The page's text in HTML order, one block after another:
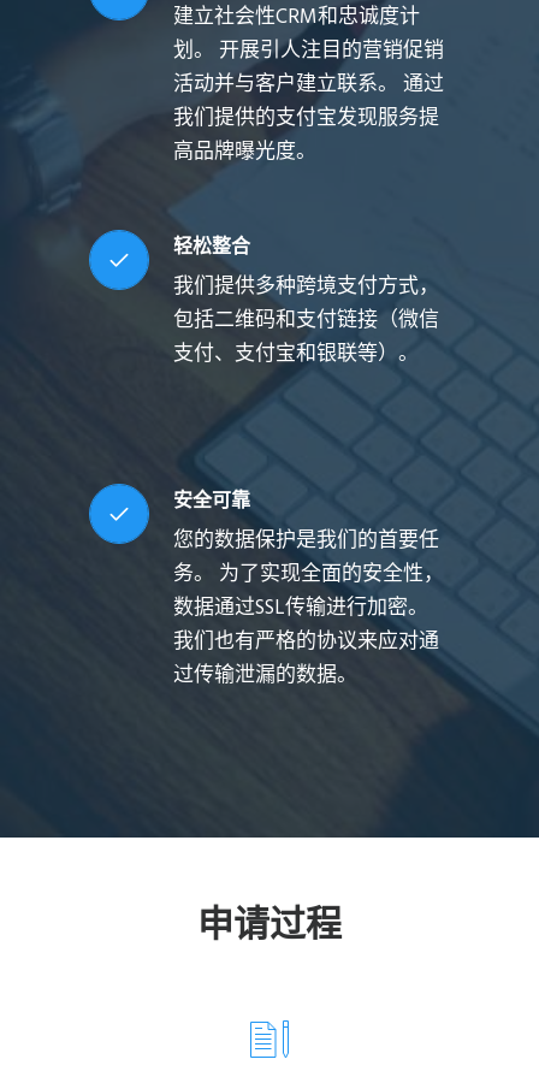
建立社会性CRM和忠诚度计
划。 开展引人注目的营销促销
活动并与客户建立联系。 通过
我们提供的支付宝发现服务提
高品牌曝光度。
轻松整合
我们提供多种跨境支付方式，
包括二维码和支付链接（微信
支付、支付宝和银联等）。
安全可靠
您的数据保护是我们的首要任
务。 为了实现全面的安全性，
数据通过SSL传输进行加密。
我们也有严格的协议来应对通
过传输泄漏的数据。
申请过程